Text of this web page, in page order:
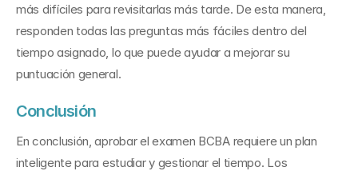
más difíciles para revisitarlas más tarde. De esta manera,
responden todas las preguntas más fáciles dentro del
tiempo asignado, lo que puede ayudar a mejorar su
puntuación general.
Conclusión
En conclusión, aprobar el examen BCBA requiere un plan
inteligente para estudiar y gestionar el tiempo. Los